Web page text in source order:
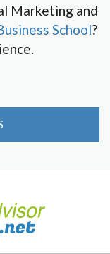
Marketing and
School?